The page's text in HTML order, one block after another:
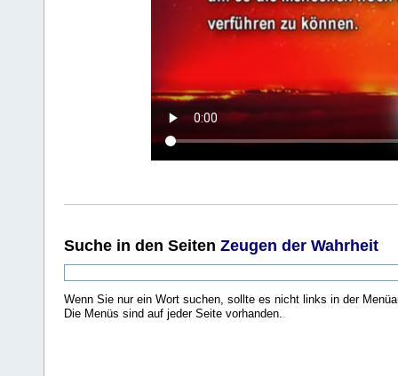
Suche in den Seiten Zeugen der Wahrheit
Wenn Sie nur ein Wort suchen, sollte es nicht links in der
Die Menüs sind auf jeder Seite vorhanden.